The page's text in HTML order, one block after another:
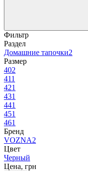
Фильтр
Раздел
Домашние тапочки2
Размер
402
411
421
431
441
451
461
Бренд
VOZNA2
Цвет
Черный
Цена, грн